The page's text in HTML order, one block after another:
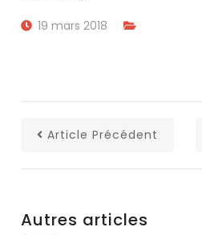
19 mars 2018
Article Précédent
Autres articles